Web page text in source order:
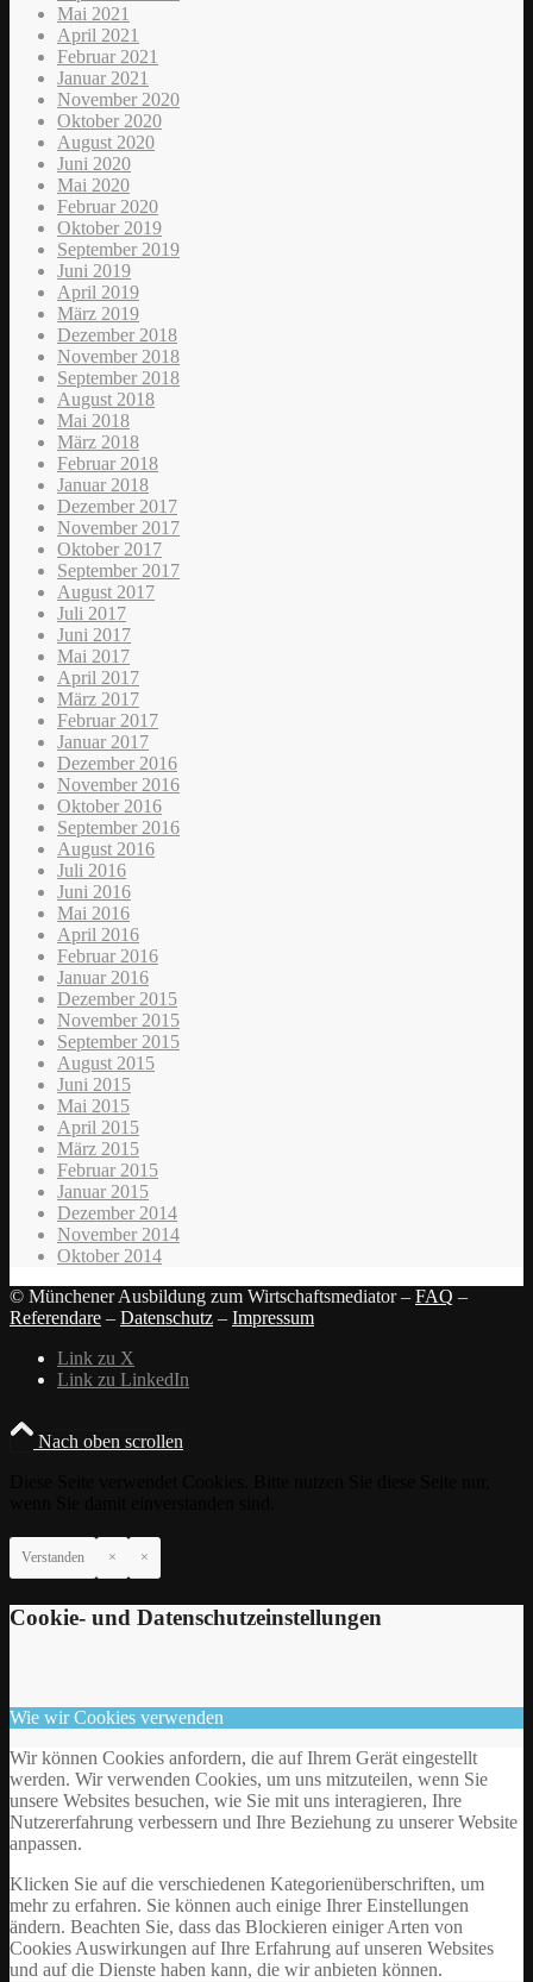
Mai 2021
April 2021
Februar 2021
Januar 2021
November 2020
Oktober 2020
August 2020
Juni 2020
Mai 2020
Februar 2020
Oktober 2019
September 2019
Juni 2019
April 2019
März 2019
Dezember 2018
November 2018
September 2018
August 2018
Mai 2018
März 2018
Februar 2018
Januar 2018
Dezember 2017
November 2017
Oktober 2017
September 2017
August 2017
Juli 2017
Juni 2017
Mai 2017
April 2017
März 2017
Februar 2017
Januar 2017
Dezember 2016
November 2016
Oktober 2016
September 2016
August 2016
Juli 2016
Juni 2016
Mai 2016
April 2016
Februar 2016
Januar 2016
Dezember 2015
November 2015
September 2015
August 2015
Juni 2015
Mai 2015
April 2015
März 2015
Februar 2015
Januar 2015
Dezember 2014
November 2014
Oktober 2014
© Münchener Ausbildung zum Wirtschaftsmediator – FAQ –
Referendare – Datenschutz – Impressum
Link zu X
Link zu LinkedIn
Nach oben scrollen
Verstanden × ×
Cookie- und Datenschutzeinstellungen
Wie wir Cookies verwenden
Wir können Cookies anfordern, die auf Ihrem Gerät eingestellt
werden. Wir verwenden Cookies, um uns mitzuteilen, wenn Sie
unsere Websites besuchen, wie Sie mit uns interagieren, Ihre
Nutzererfahrung verbessern und Ihre Beziehung zu unserer Website
anpassen.
Klicken Sie auf die verschiedenen Kategorienüberschriften, um
mehr zu erfahren. Sie können auch einige Ihrer Einstellungen
ändern. Beachten Sie, dass das Blockieren einiger Arten von
Cookies Auswirkungen auf Ihre Erfahrung auf unseren Websites
und auf die Dienste haben kann, die wir anbieten können.